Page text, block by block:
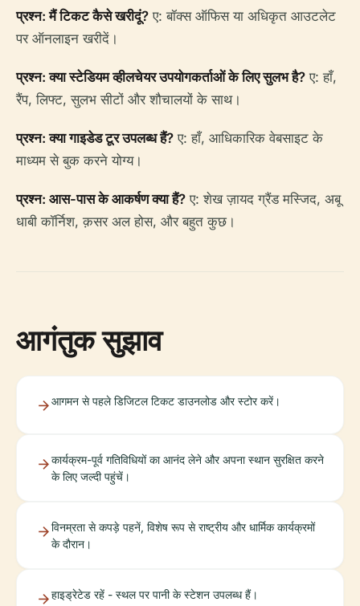
प्रश्न: मैं टिकट कैसे खरीदूं? ए: बॉक्स ऑफिस या अधिकृत आउटलेट
पर ऑनलाइन खरीदें।
प्रश्न: क्या स्टेडियम व्हीलचेयर उपयोगकर्ताओं के लिए सुलभ है? ए: हाँ,
रैंप, लिफ्ट, सुलभ सीटों और शौचालयों के साथ।
प्रश्न: क्या गाइडेड टूर उपलब्ध हैं? ए: हाँ, आधिकारिक वेबसाइट के
माध्यम से बुक करने योग्य।
प्रश्न: आस-पास के आकर्षण क्या हैं? ए: शेख ज़ायद ग्रैंड मस्जिद, अबू
धाबी कॉर्निश, क़सर अल होस, और बहुत कुछ।
आगंतुक सुझाव
आगमन से पहले डिजिटल टिकट डाउनलोड और स्टोर करें।
कार्यक्रम-पूर्व गतिविधियों का आनंद लेने और अपना स्थान सुरक्षित करने
के लिए जल्दी पहुंचें।
विनम्रता से कपड़े पहनें, विशेष रूप से राष्ट्रीय और धार्मिक कार्यक्रमों
के दौरान।
हाइड्रेटेड रहें - स्थल पर पानी के स्टेशन उपलब्ध हैं।